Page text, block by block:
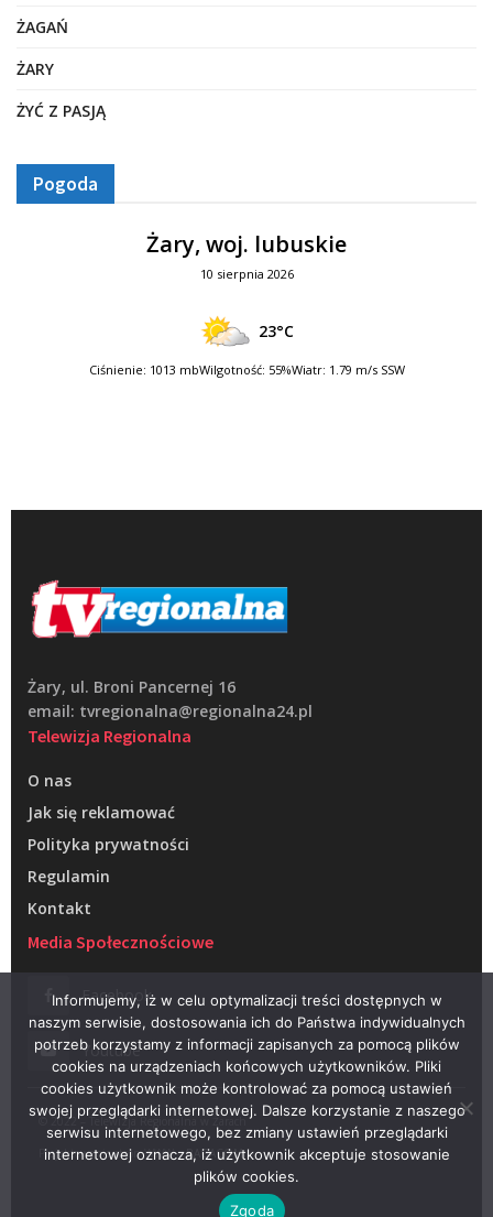
ŻAGAŃ
ŻARY
ŻYĆ Z PASJĄ
Pogoda
Żary, woj. lubuskie
10 sierpnia 2026
23°C
Ciśnienie: 1013 mbWilgotność: 55%Wiatr: 1.79 m/s SSW
Żary, ul. Broni Pancernej 16
email: tvregionalna@regionalna24.pl
Telewizja Regionalna
O nas
Jak się reklamować
Polityka prywatności
Regulamin
Kontakt
Media Społecznościowe
Facebook
Youtube
© 2022 – Telewizja Regionalna w Żarach
Projektowanie stron WWW –RAGACOM
Informujemy, iż w celu optymalizacji treści dostępnych w
naszym serwisie, dostosowania ich do Państwa indywidualnych
potrzeb korzystamy z informacji zapisanych za pomocą plików
cookies na urządzeniach końcowych użytkowników. Pliki
cookies użytkownik może kontrolować za pomocą ustawień
swojej przeglądarki internetowej. Dalsze korzystanie z naszego
serwisu internetowego, bez zmiany ustawień przeglądarki
internetowej oznacza, iż użytkownik akceptuje stosowanie
plików cookies.
Zgoda